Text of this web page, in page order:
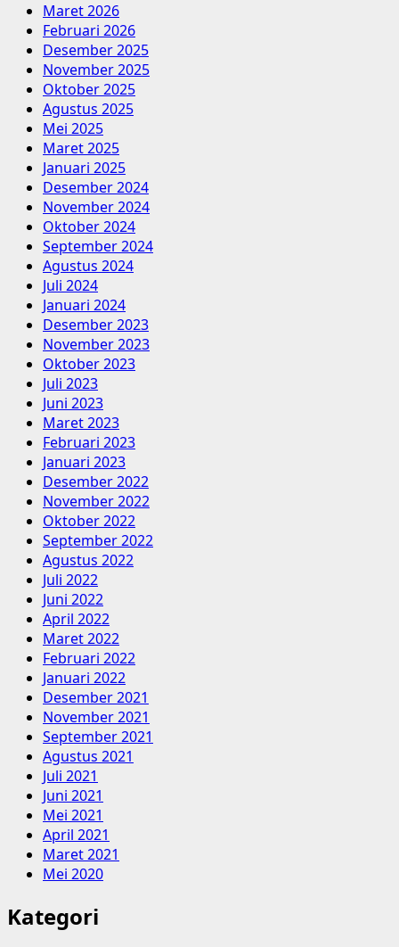
Maret 2026
Februari 2026
Desember 2025
November 2025
Oktober 2025
Agustus 2025
Mei 2025
Maret 2025
Januari 2025
Desember 2024
November 2024
Oktober 2024
September 2024
Agustus 2024
Juli 2024
Januari 2024
Desember 2023
November 2023
Oktober 2023
Juli 2023
Juni 2023
Maret 2023
Februari 2023
Januari 2023
Desember 2022
November 2022
Oktober 2022
September 2022
Agustus 2022
Juli 2022
Juni 2022
April 2022
Maret 2022
Februari 2022
Januari 2022
Desember 2021
November 2021
September 2021
Agustus 2021
Juli 2021
Juni 2021
Mei 2021
April 2021
Maret 2021
Mei 2020
Kategori